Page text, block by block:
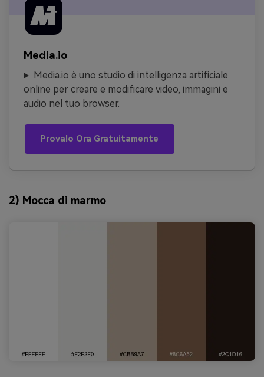
Media.io
Media.io è uno studio di intelligenza artificiale
online per creare e modificare video, immagini e
audio nel tuo browser.
Provalo Ora Gratuitamente
2) Mocca di marmo